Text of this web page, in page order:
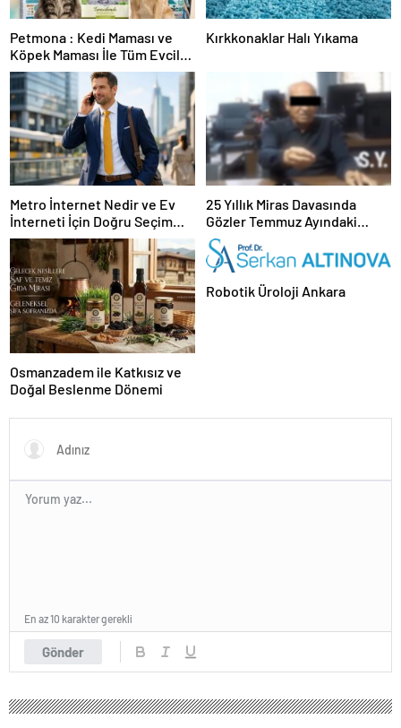
Petmona : Kedi Maması ve
Köpek Maması İle Tüm Evcil
Hayvan Ürünleri
Kırkkonaklar Halı Yıkama
Metro İnternet Nedir ve Ev
İnterneti İçin Doğru Seçim
Nasıl Yapılır
25 Yıllık Miras Davasında
Gözler Temmuz Ayındaki
Karar Duruşmasına Çevrildi
Osmanzadem ile Katkısız ve
Doğal Beslenme Dönemi
Robotik Üroloji Ankara
Gönder
En az 10 karakter gerekli